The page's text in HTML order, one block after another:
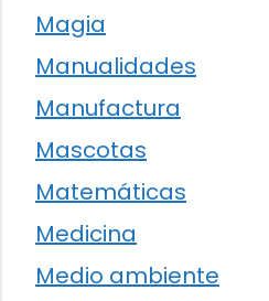
Magia
Manualidades
Manufactura
Mascotas
Matemáticas
Medicina
Medio ambiente